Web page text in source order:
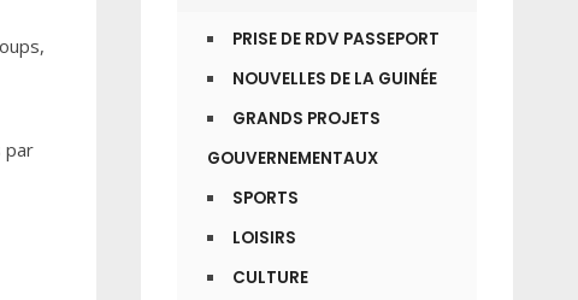
par
PRISE DE RDV PASSEPORT
NOUVELLES DE LA GUINÉE
GRANDS PROJETS
GOUVERNEMENTAUX
SPORTS
LOISIRS
CULTURE